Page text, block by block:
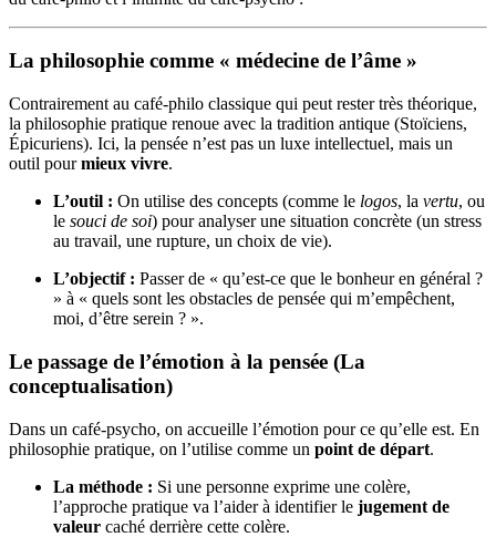
La philosophie comme « médecine de l’âme »
Contrairement au café-philo classique qui peut rester très théorique,
la philosophie pratique renoue avec la tradition antique (Stoïciens,
Épicuriens). Ici, la pensée n’est pas un luxe intellectuel, mais un
outil pourmieux vivre.
L’outil : On utilise des concepts (comme le logos, la vertu, ou
le souci de soi) pour analyser une situation concrète (un stress
au travail, une rupture, un choix de vie).
L’objectif : Passer de « qu’est-ce que le bonheur en général ?
» à « quels sont les obstacles de pensée qui m’empêchent,
moi, d’être serein ? ».
Le passage de l’émotion à la pensée (La
conceptualisation)
Dans un café-psycho, on accueille l’émotion pour ce qu’elle est. En
philosophie pratique, on l’utilise comme un point de départ.
La méthode : Si une personne exprime une colère,
l’approche pratique va l’aider à identifier le jugement de
valeur caché derrière cette colère.